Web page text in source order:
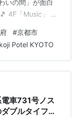
いの間」が面白
4F「Music」 🌳
都の夜を楽しむ
🌳 梅小路公園
感じる「ウッド」
子連れ京
#京都市
Potel KYOTO
車731号ノス
ブルタイフー